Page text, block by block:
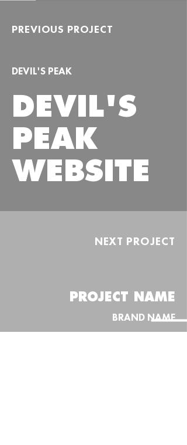
PREVIOUS PROJECT
DEVIL'S PEAK
DEVIL'S
PEAK
WEBSITE
NEXT PROJECT
PROJECT NAME
BRAND NAME